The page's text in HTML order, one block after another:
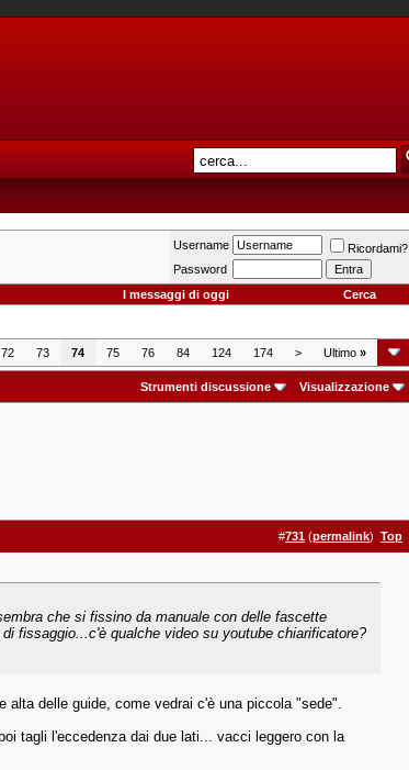
Username
Ricordami?
Password
I messaggi di oggi Cerca
72 73 74 75 76 84 124 174 > Ultimo »
Strumenti discussione Visualizzazione
#731 (permalink) Top
che si fissino da manuale con delle fascette
fissaggio...c'è qualche video su youtube chiarificatore?
alta delle guide, come vedrai c'è una piccola "sede".
tagli l'eccedenza dai due lati... vacci leggero con la